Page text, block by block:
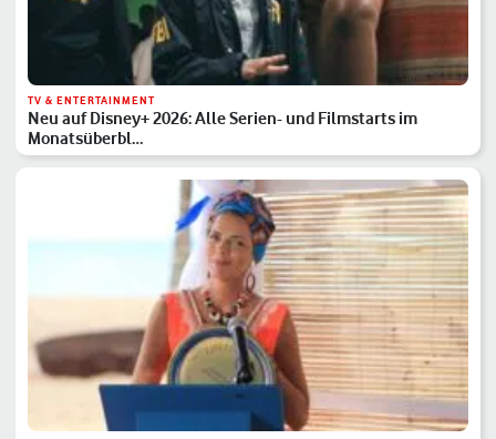
TV & ENTERTAINMENT
Neu auf Disney+ 2026: Alle Serien- und Filmstarts im
Monatsüberbl…